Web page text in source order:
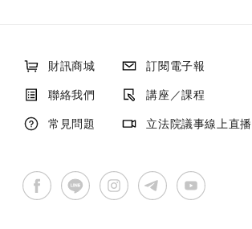
財訊商城
訂閱電子報
聯絡我們
講座／課程
常見問題
立法院議事線上直播